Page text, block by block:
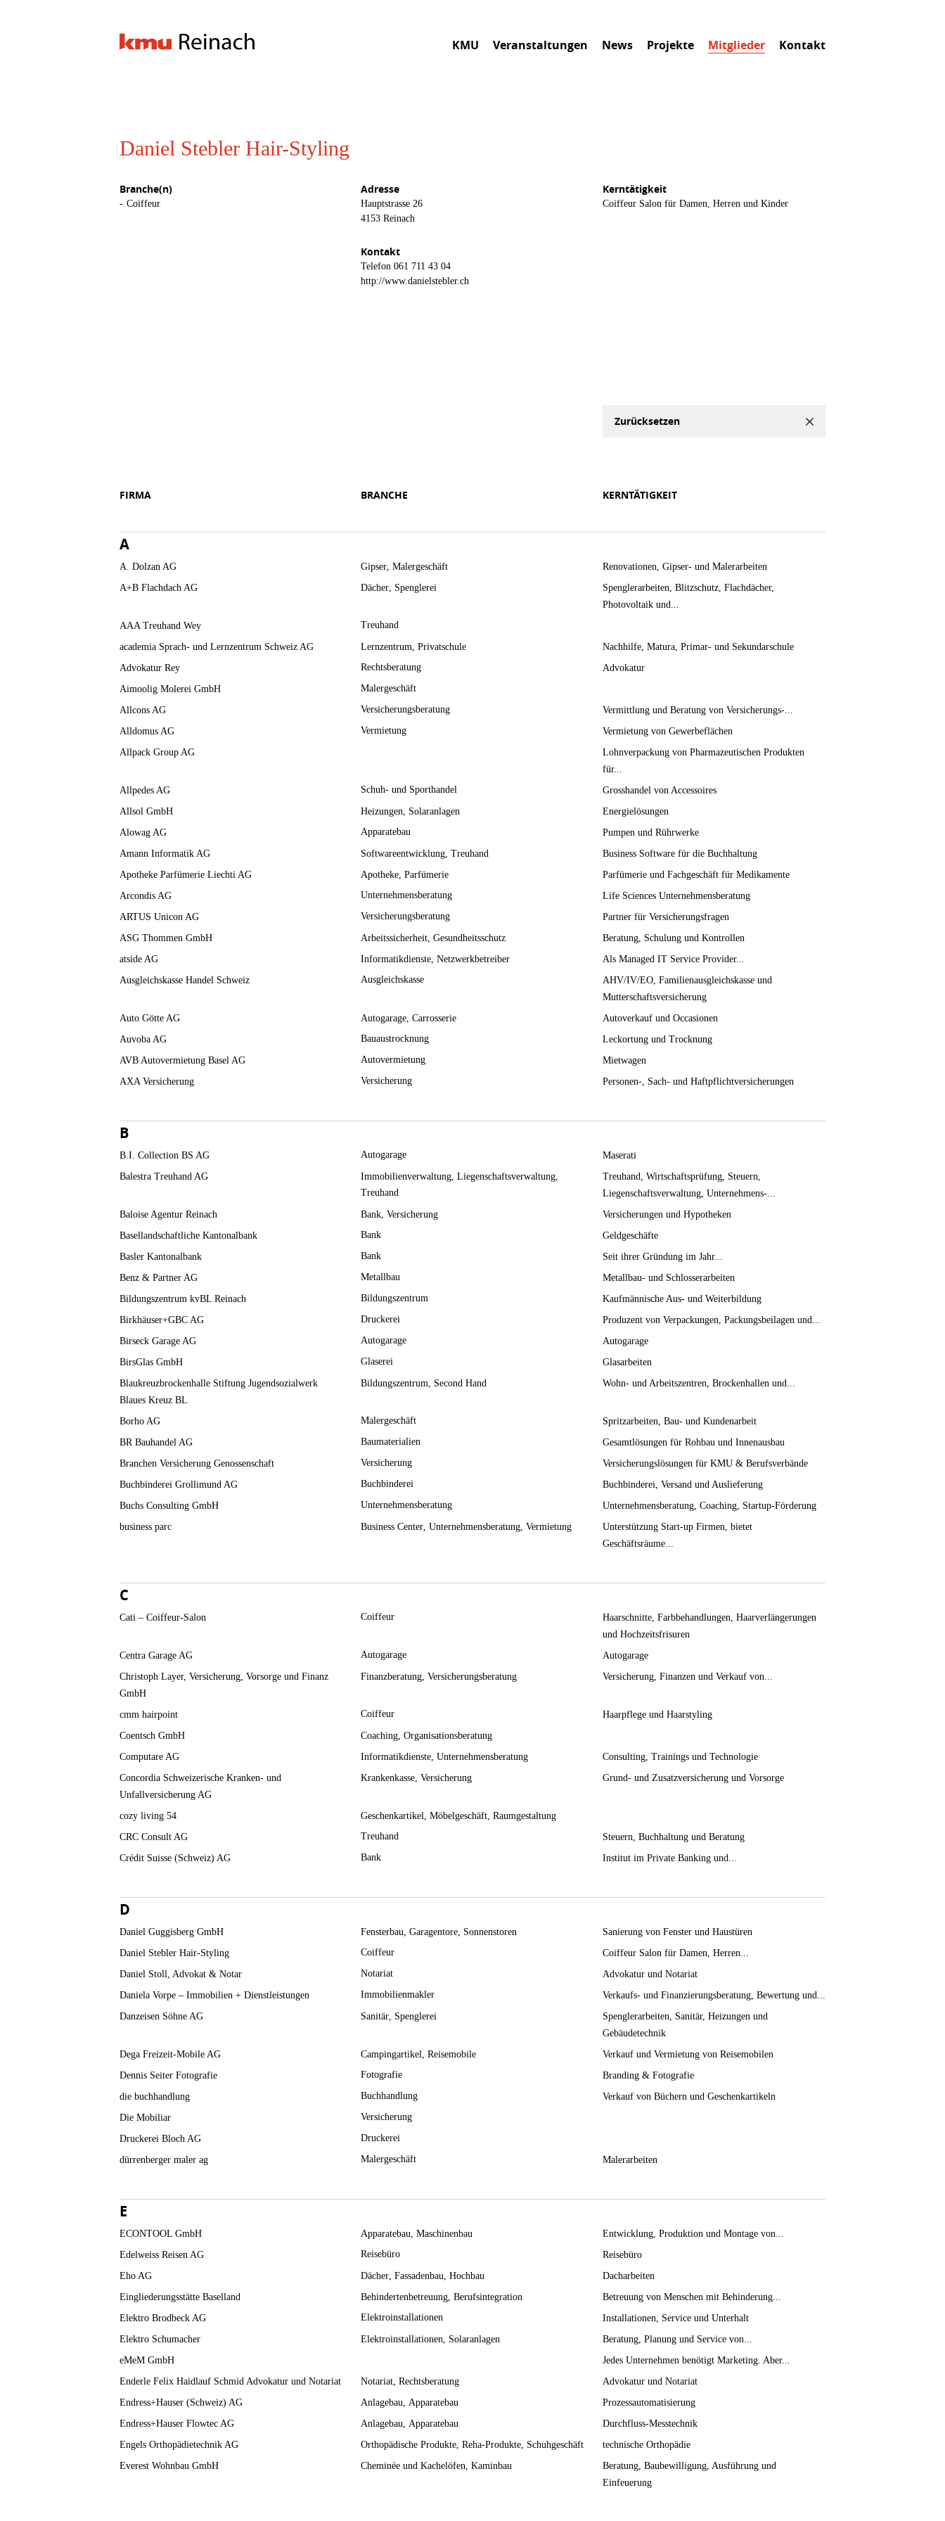
KMU Veranstaltungen News Projekte Mitglieder Kontakt
Daniel Stebler Hair-Styling
Branche(n)
Coiffeur
Adresse
Hauptstrasse 26
4153 Reinach
Kontakt
Telefon061 711 43 04
http://www.danielstebler.ch
Kerntätigkeit
Coiffeur Salon für Damen, Herren und Kinder
Zurücksetzen
FIRMA BRANCHE KERNTÄTIGKEIT
A
A. Dolzan AG Gipser Malergeschäft
Renovationen, Gipser- und Malerarbeiten
A+B Flachdach AG
Dächer Spenglerei
Spenglerarbeiten, Blitzschutz, Flachdächer,
Photovoltaik und...
AAA Treuhand Wey
Treuhand
academia Sprach- und Lernzentrum Schweiz AG Lernzentrum Privatschule
Nachhilfe, Matura, Primar- und Sekundarschule
Advokatur Rey
Rechtsberatung
Advokatur
Aimoolig Molerei GmbH
Malergeschäft
Allcons AG Versicherungsberatung
Vermittlung und Beratung von Versicherungs-...
Alldomus AG
Vermietung
Vermietung von Gewerbeflächen
Allpack Group AG
Lohnverpackung von Pharmazeutischen Produkten
für...
Allpedes AG
Schuh- und Sporthandel
Grosshandel von Accessoires
Allsol GmbH
Heizungen Solaranlagen
Energielösungen
Alowag AG
Apparatebau
Pumpen und Rührwerke
Amann Informatik AG
Softwareentwicklung Treuhand
Business Software für die Buchhaltung
Apotheke Parfümerie Liechti AG
Apotheke Parfümerie
Parfümerie und Fachgeschäft für Medikamente
Arcondis AG
Unternehmensberatung
Life Sciences Unternehmensberatung
ARTUS Unicon AG
Versicherungsberatung
Partner für Versicherungsfragen
ASG Thommen GmbH
Arbeitssicherheit Gesundheitsschutz
Beratung, Schulung und Kontrollen
atside AG
Informatikdienste Netzwerkbetreiber
Als Managed IT Service Provider...
Ausgleichskasse Handel Schweiz
Ausgleichskasse
AHV/IV/EO, Familienausgleichskasse und
Mutterschaftsversicherung
Auto Götte AG
Autogarage Carrosserie
Autoverkauf und Occasionen
Auvoba AG
Bauaustrocknung
Leckortung und Trocknung
AVB Autovermietung Basel AG
Autovermietung
Mietwagen
AXA Versicherung
Versicherung Personen-, Sach- und Haftpflichtversicherungen
B
B.I. Collection BS AG Autogarage
Maserati
Balestra Treuhand AG
Immobilienverwaltung Liegenschaftsverwaltung
Treuhand
Treuhand, Wirtschaftsprüfung, Steuern,
Liegenschaftsverwaltung, Unternehmens-...
Baloise Agentur Reinach
Bank Versicherung
Versicherungen und Hypotheken
Basellandschaftliche Kantonalbank
Bank
Geldgeschäfte
Basler Kantonalbank
Bank
Seit ihrer Gründung im Jahr...
Benz & Partner AG
Metallbau
Metallbau- und Schlosserarbeiten
Bildungszentrum kvBL Reinach
Bildungszentrum
Kaufmännische Aus- und Weiterbildung
Birkhäuser+GBC AG
Druckerei
Produzent von Verpackungen, Packungsbeilagen und...
Birseck Garage AG
Autogarage
Autogarage
BirsGlas GmbH
Glaserei
Glasarbeiten
Blaukreuzbrockenhalle Stiftung Jugendsozialwerk
Blaues Kreuz BL
Bildungszentrum Second Hand Wohn- und Arbeitszentren, Brockenhallen und...
Borho AG Malergeschäft
Spritzarbeiten, Bau- und Kundenarbeit
BR Bauhandel AG
Baumaterialien
Gesamtlösungen für Rohbau und Innenausbau
Branchen Versicherung Genossenschaft
Versicherung
Versicherungslösungen für KMU & Berufsverbände
Buchbinderei Grollimund AG
Buchbinderei
Buchbinderei, Versand und Auslieferung
Buchs Consulting GmbH
Unternehmensberatung
Unternehmensberatung, Coaching, Startup-Förderung
business parc
Business Center Unternehmensberatung Vermietung
Unterstützung Start-up Firmen, bietet
Geschäftsräume...
C
Cati – Coiffeur-Salon Coiffeur
Haarschnitte, Farbbehandlungen, Haarverlängerungen
und Hochzeitsfrisuren
Centra Garage AG
Autogarage
Autogarage
Christoph Layer, Versicherung, Vorsorge und Finanz
GmbH
Finanzberatung Versicherungsberatung Versicherung, Finanzen und Verkauf von...
cmm hairpoint Coiffeur
Haarpflege und Haarstyling
Coentsch GmbH
Coaching Organisationsberatung
Computare AG
Informatikdienste Unternehmensberatung
Consulting, Trainings und Technologie
Concordia Schweizerische Kranken- und
Unfallversicherung AG
Krankenkasse Versicherung Grund- und Zusatzversicherung und Vorsorge
cozy living 54 Geschenkartikel Möbelgeschäft Raumgestaltung
CRC Consult AG
Treuhand
Steuern, Buchhaltung und Beratung
Crédit Suisse (Schweiz) AG
Bank Institut im Private Banking und...
D
Daniel Guggisberg GmbH Fensterbau Garagentore Sonnenstoren
Sanierung von Fenster und Haustüren
Daniel Stebler Hair-Styling
Coiffeur
Coiffeur Salon für Damen, Herren...
Daniel Stoll, Advokat & Notar
Notariat
Advokatur und Notariat
Daniela Vorpe – Immobilien + Dienstleistungen
Immobilienmakler
Verkaufs- und Finanzierungsberatung, Bewertung und...
Danzeisen Söhne AG
Sanitär Spenglerei
Spenglerarbeiten, Sanitär, Heizungen und
Gebäudetechnik
Dega Freizeit-Mobile AG
Campingartikel Reisemobile
Verkauf und Vermietung von Reisemobilen
Dennis Seiter Fotografie
Fotografie
Branding & Fotografie
die buchhandlung
Buchhandlung
Verkauf von Büchern und Geschenkartikeln
Die Mobiliar
Versicherung
Druckerei Bloch AG Druckerei
dürrenberger maler ag Malergeschäft Malerarbeiten
E
ECONTOOL GmbH Apparatebau Maschinenbau
Entwicklung, Produktion und Montage von...
Edelweiss Reisen AG
Reisebüro
Reisebüro
Eho AG
Dächer Fassadenbau Hochbau
Dacharbeiten
Eingliederungsstätte Baselland
Behindertenbetreuung Berufsintegration
Betreuung von Menschen mit Behinderung...
Elektro Brodbeck AG
Elektroinstallationen
Installationen, Service und Unterhalt
Elektro Schumacher
Elektroinstallationen Solaranlagen
Beratung, Planung und Service von...
eMeM GmbH
Jedes Unternehmen benötigt Marketing. Aber...
Enderle Felix Haidlauf Schmid Advokatur und Notariat
Notariat Rechtsberatung
Advokatur und Notariat
Endress+Hauser (Schweiz) AG
Anlagebau Apparatebau
Prozessautomatisierung
Endress+Hauser Flowtec AG
Anlagebau Apparatebau
Durchfluss-Messtechnik
Engels Orthopädietechnik AG
Orthopädische Produkte Reha-Produkte Schuhgeschäft
technische Orthopädie
Everest Wohnbau GmbH
Cheminée und Kachelöfen Kaminbau
Beratung, Baubewilligung, Ausführung und
Einfeuerung